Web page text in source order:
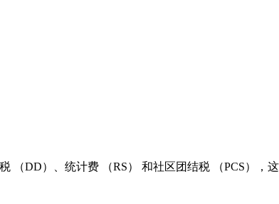
（DD）、统计费 （RS） 和社区团结税 （PCS），